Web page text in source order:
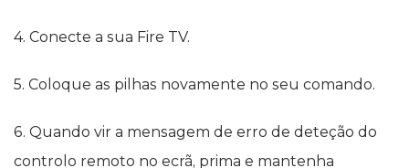
4. Conecte a sua Fire TV.
5. Coloque as pilhas novamente no seu comando.
6. Quando vir a mensagem de erro de deteção do
controlo remoto no ecrã, prima e mantenha